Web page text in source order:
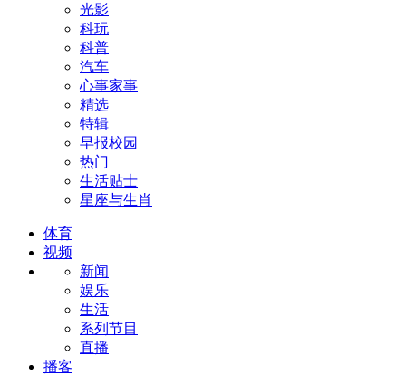
光影
科玩
科普
汽车
心事家事
精选
特辑
早报校园
热门
生活贴士
星座与生肖
体育
视频
新闻
娱乐
生活
系列节目
直播
播客